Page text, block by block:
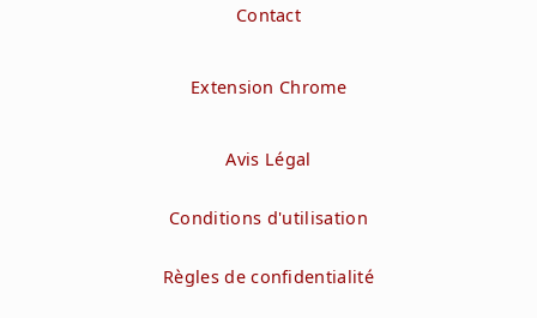
Contact
Extension Chrome
Avis Légal
Conditions d'utilisation
Règles de confidentialité